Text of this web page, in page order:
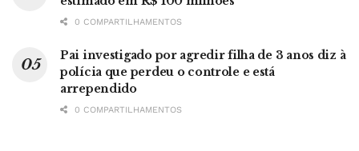
0 COMPARTILHAMENTOS
Pai investigado por agredir filha de 3 anos diz à
polícia que perdeu o controle e está
arrependido
0 COMPARTILHAMENTOS